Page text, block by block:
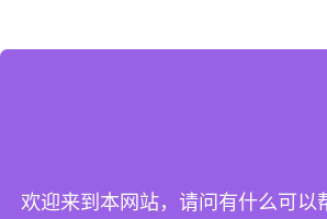
欢迎来到本网站，请问有什么可以